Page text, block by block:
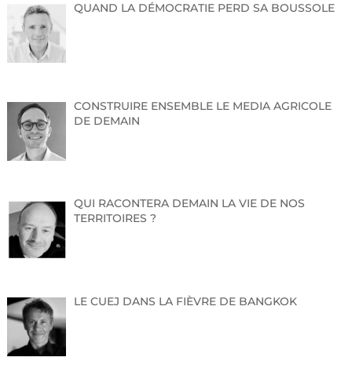
QUAND LA DÉMOCRATIE PERD SA BOUSSOLE
CONSTRUIRE ENSEMBLE LE MEDIA AGRICOLE
DE DEMAIN
QUI RACONTERA DEMAIN LA VIE DE NOS
TERRITOIRES ?
LE CUEJ DANS LA FIÈVRE DE BANGKOK